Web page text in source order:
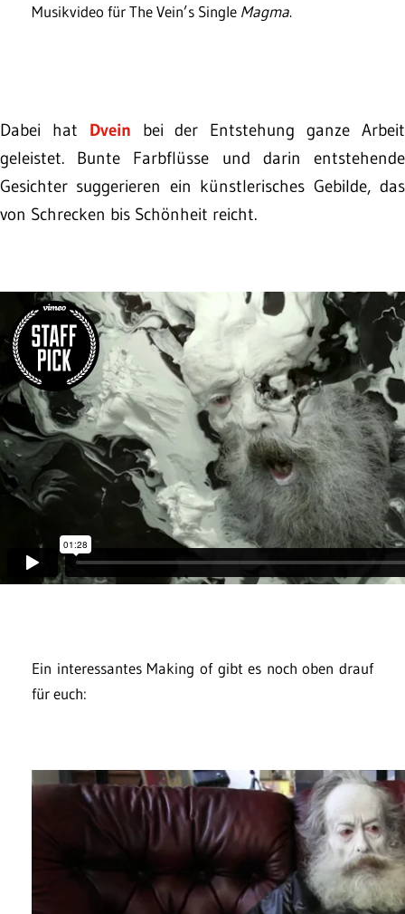
Musikvideo für The Vein’s Single Magma.
Dabei hat Dvein bei der Entstehung ganze Arbeit
geleistet. Bunte Farbflüsse und darin entstehende
Gesichter suggerieren ein künstlerisches Gebilde, das
von Schrecken bis Schönheit reicht.
Ein interessantes Making of gibt es noch oben drauf
für euch: